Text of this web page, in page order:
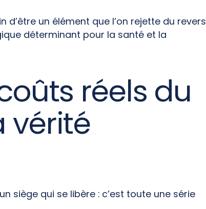
un élément que l’on rejette du revers
déterminant pour la santé et la
réels du
vérité
siège qui se libère : c’est toute une série